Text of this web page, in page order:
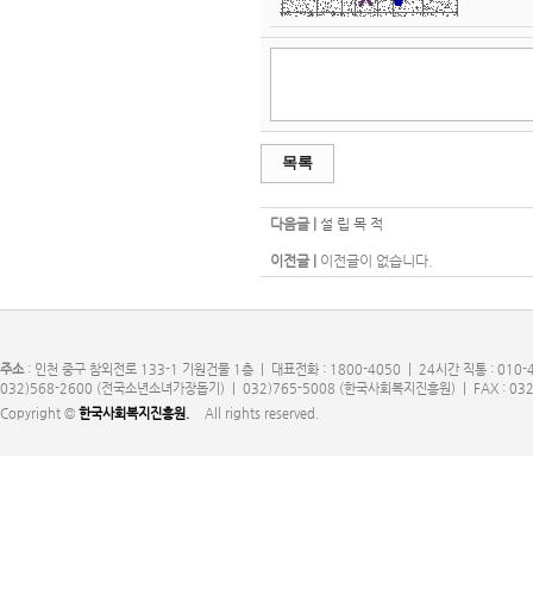
목록
다음글 | 설 립 목 적
이전글 | 이전글이 없습니다.
주소: 인천 중구 참외전로 133-1 기원건물 1층 | 대표전화 : 1800-4050 | 24시간 직통 :
032)568-2600 (전국소년소녀가장돕기) | 032)765-5008 (한국사회복지진흥원) | FAX :
Copyright © 한국사회복지진흥원. All rights reserved.